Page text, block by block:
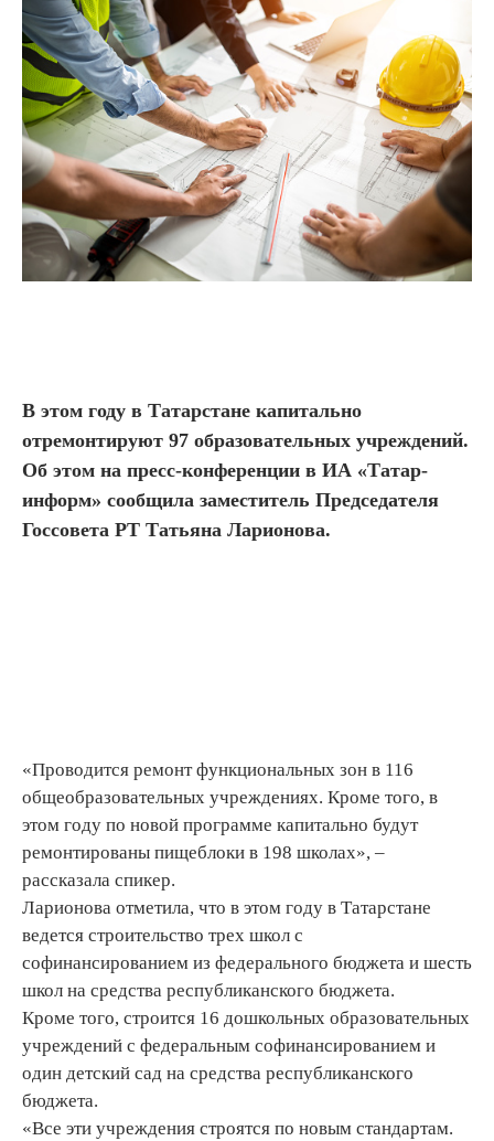
В этом году в Татарстане капитально
отремонтируют 97 образовательных учреждений.
Об этом на пресс-конференции в ИА «Татар-
информ» сообщила заместитель Председателя
Госсовета РТ Татьяна Ларионова.
«Проводится ремонт функциональных зон в 116
общеобразовательных учреждениях. Кроме того, в
этом году по новой программе капитально будут
ремонтированы пищеблоки в 198 школах», –
рассказала спикер.
Ларионова отметила, что в этом году в Татарстане
ведется строительство трех школ с
софинансированием из федерального бюджета и шесть
школ на средства республиканского бюджета.
Кроме того, строится 16 дошкольных образовательных
учреждений с федеральным софинансированием и
один детский сад на средства республиканского
бюджета.
«Все эти учреждения строятся по новым стандартам.